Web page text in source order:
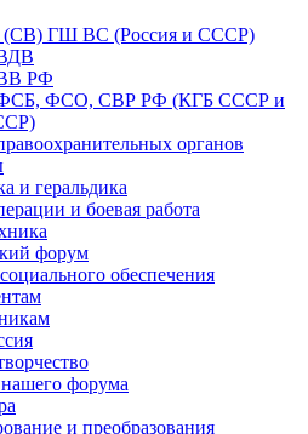
ГШ ВС (Россия и СССР)
РФ
ФСБ, ФСО, СВР РФ (КГБ СССР и
органов
и геральдика
и боевая работа
форум
обеспечения
форума
и преобразования